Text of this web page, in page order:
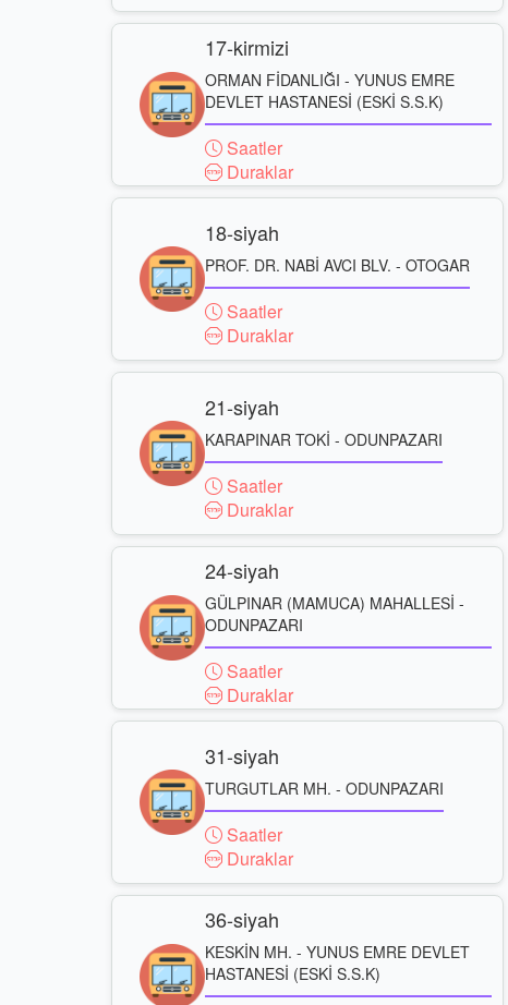
17-kirmizi
ORMAN FİDANLIĞI - YUNUS EMRE
DEVLET HASTANESİ (ESKİ S.S.K)
Saatler
Duraklar
18-siyah
PROF. DR. NABİ AVCI BLV. - OTOGAR
Saatler
Duraklar
21-siyah
KARAPINAR TOKİ - ODUNPAZARI
Saatler
Duraklar
24-siyah
GÜLPINAR (MAMUCA) MAHALLESİ -
ODUNPAZARI
Saatler
Duraklar
31-siyah
TURGUTLAR MH. - ODUNPAZARI
Saatler
Duraklar
36-siyah
KESKİN MH. - YUNUS EMRE DEVLET
HASTANESİ (ESKİ S.S.K)